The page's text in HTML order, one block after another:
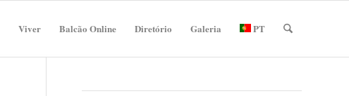
Viver Balcão Online Diretório Galeria PT